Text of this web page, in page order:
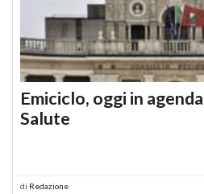
Emiciclo, oggi in
Salute
di Redazione